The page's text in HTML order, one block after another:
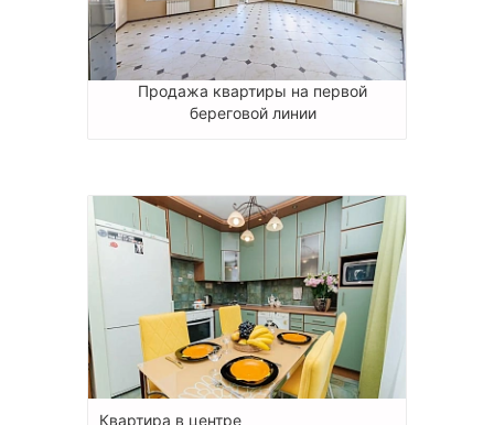
Продажа квартиры на первой
береговой линии
Квартира в центре